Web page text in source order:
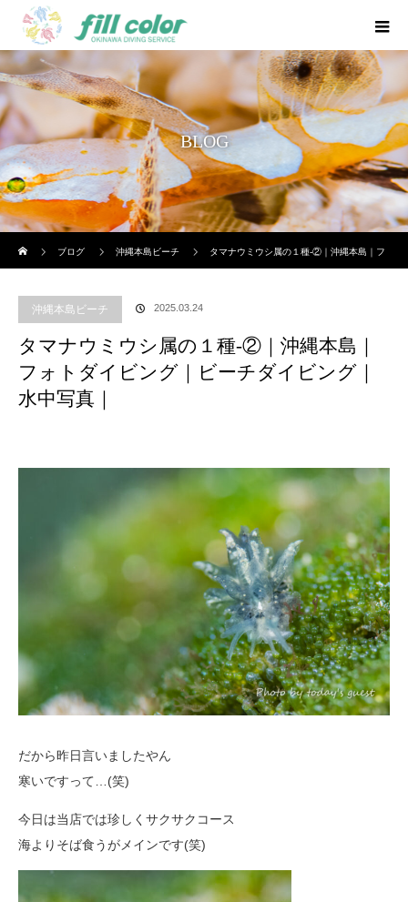
BLOG
ブログ
沖縄本島ビーチ タマナウミウシ属の１種-②｜沖縄本島｜フ
沖縄本島ビーチ 2025.03.24
タマナウミウシ属の１種-②｜沖縄本島｜
フォトダイビング｜ビーチダイビング｜
水中写真｜
だから昨日言いましたやん
寒いですって…(笑)
今日は当店では珍しくサクサクコース
海よりそば食うがメインです(笑)